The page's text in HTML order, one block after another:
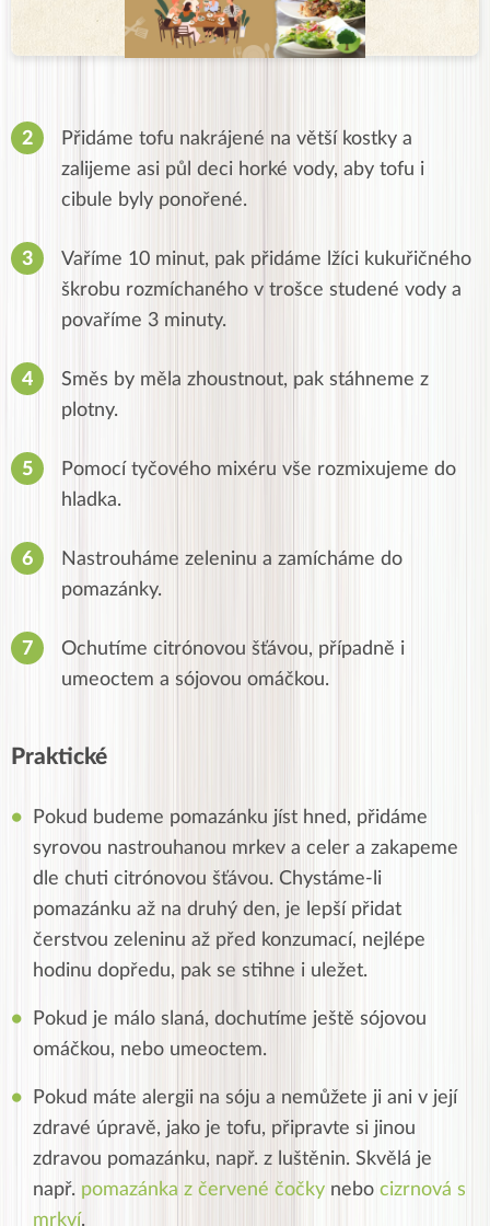
Přidáme tofu nakrájené na větší kostky a
zalijeme asi půl deci horké vody, aby tofu i
cibule byly ponořené.
Vaříme 10 minut, pak přidáme lžíci kukuřičného
škrobu rozmíchaného v trošce studené vody a
povaříme 3 minuty.
Směs by měla zhoustnout, pak stáhneme z
plotny.
Pomocí tyčového mixéru vše rozmixujeme do
hladka.
Nastrouháme zeleninu a zamícháme do
pomazánky.
Ochutíme citrónovou šťávou, případně i
umeoctem a sójovou omáčkou.
Praktické
Pokud budeme pomazánku jíst hned, přidáme
syrovou nastrouhanou mrkev a celer a zakapeme
dle chuti citrónovou šťávou. Chystáme-li
pomazánku až na druhý den, je lepší přidat
čerstvou zeleninu až před konzumací, nejlépe
hodinu dopředu, pak se stihne i uležet.
Pokud je málo slaná, dochutíme ještě sójovou
omáčkou, nebo umeoctem.
Pokud máte alergii na sóju a nemůžete ji ani v její
zdravé úpravě, jako je tofu, připravte si jinou
zdravou pomazánku, např. z luštěnin. Skvělá je
např. pomazánka z červené čočky nebo cizrnová s
mrkví.